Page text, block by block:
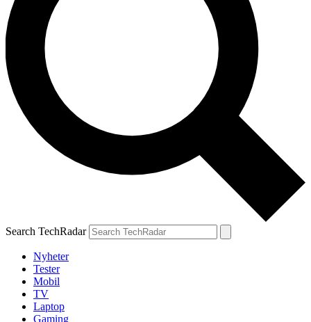
Search TechRadar
Nyheter
Tester
Mobil
TV
Laptop
Gaming